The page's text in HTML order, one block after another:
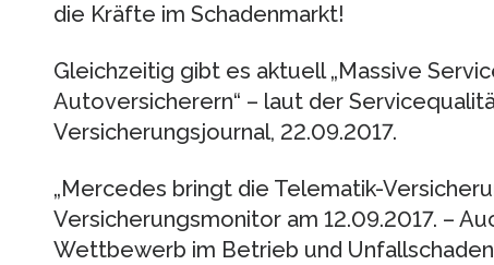
die Kräfte im Schadenmarkt!
Gleichzeitig gibt es aktuell „Massive
Autoversicherern“ – laut der
Versicherungsjournal, 22.09.2017.
„Mercedes bringt die Telematik-
Versicherungsmonitor am 12.09.2017. –
Wettbewerb im Betrieb und